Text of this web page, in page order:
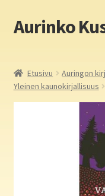
Siirry
navigointiin
Siirry
sisältöön
Aurinko
Yritys
Aurinko Kustannus:
Etusivu Auringon
Yleinen kaunokirjallisuus